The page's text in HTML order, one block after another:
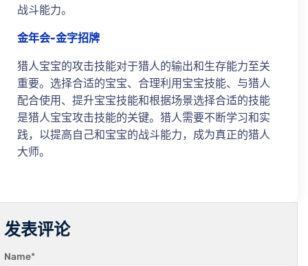
战斗能力。
金年会-金字招牌
猎人宝宝的攻击技能对于猎人的输出和生存能力至关
重要。选择合适的宝宝、合理利用宝宝技能、与猎人
配合使用、提升宝宝技能和根据场景选择合适的技能
是猎人宝宝攻击技能的关键。猎人需要不断学习和实
践，以提高自己和宝宝的战斗能力，成为真正的猎人
大师。
发表评论
Name*